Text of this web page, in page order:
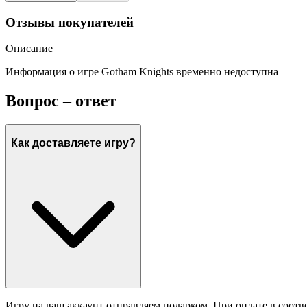
Отзывы покупателей
Описание
Информация о игре Gotham Knights временно недоступна
Вопрос – ответ
Как доставляете игру?